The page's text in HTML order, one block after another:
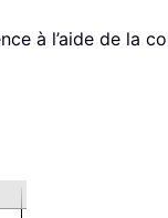
à l’aide de la